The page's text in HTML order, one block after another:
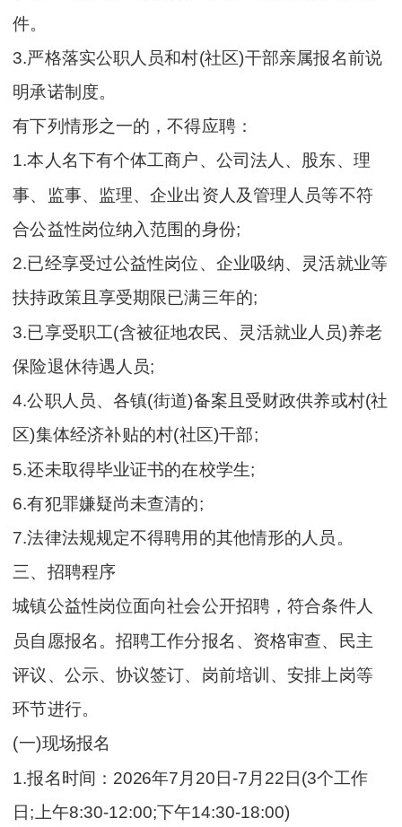
件。
3.严格落实公职人员和村(社区)干部亲属报名前说
明承诺制度。
有下列情形之一的，不得应聘：
1.本人名下有个体工商户、公司法人、股东、理
事、监事、监理、企业出资人及管理人员等不符
合公益性岗位纳入范围的身份;
2.已经享受过公益性岗位、企业吸纳、灵活就业等
扶持政策且享受期限已满三年的;
3.已享受职工(含被征地农民、灵活就业人员)养老
保险退休待遇人员;
4.公职人员、各镇(街道)备案且受财政供养或村(社
区)集体经济补贴的村(社区)干部;
5.还未取得毕业证书的在校学生;
6.有犯罪嫌疑尚未查清的;
7.法律法规规定不得聘用的其他情形的人员。
三、招聘程序
城镇公益性岗位面向社会公开招聘，符合条件人
员自愿报名。招聘工作分报名、资格审查、民主
评议、公示、协议签订、岗前培训、安排上岗等
环节进行。
(一)现场报名
1.报名时间：2026年7月20日-7月22日(3个工作
日;上午8:30-12:00;下午14:30-18:00)